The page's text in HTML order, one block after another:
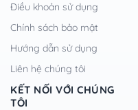
Điều khoản sử dụng
Chính sách bảo mật
Hướng dẫn sử dụng
Liên hệ chúng tôi
KẾT NỐI VỚI CHÚNG
TÔI